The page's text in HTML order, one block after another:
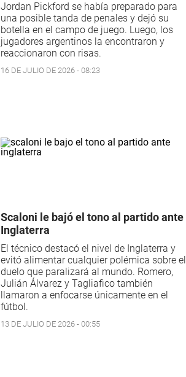
Jordan Pickford se había preparado para
una posible tanda de penales y dejó su
botella en el campo de juego. Luego, los
jugadores argentinos la encontraron y
reaccionaron con risas.
16 DE JULIO DE 2026 - 08:23
Scaloni le bajó el tono al partido ante
Inglaterra
El técnico destacó el nivel de Inglaterra y
evitó alimentar cualquier polémica sobre el
duelo que paralizará al mundo. Romero,
Julián Álvarez y Tagliafico también
llamaron a enfocarse únicamente en el
fútbol.
13 DE JULIO DE 2026 - 00:55